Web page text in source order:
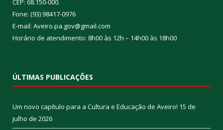
CEP: 68.150-000.
Fone: (93) 98417-0976
E-mail: Aveiro.pa.gov@gmail.com
Horário de atendimento: 8h00 às 12h – 14h00 às 18h00
ÚLTIMAS PUBLICAÇÕES
Um novo capítulo para a Cultura e Educação de Aveiro! 15 de
julho de 2026